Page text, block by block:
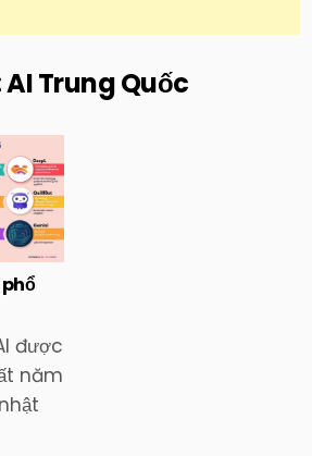
AI Trung Quốc
được
năm